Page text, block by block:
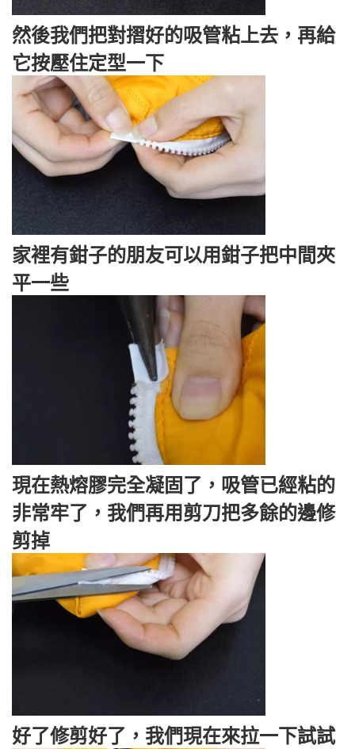
然後我們把對摺好的吸管粘上去，再給
它按壓住定型一下
家裡有鉗子的朋友可以用鉗子把中間夾
平一些
現在熱熔膠完全凝固了，吸管已經粘的
非常牢了，我們再用剪刀把多餘的邊修
剪掉
好了修剪好了，我們現在來拉一下試試